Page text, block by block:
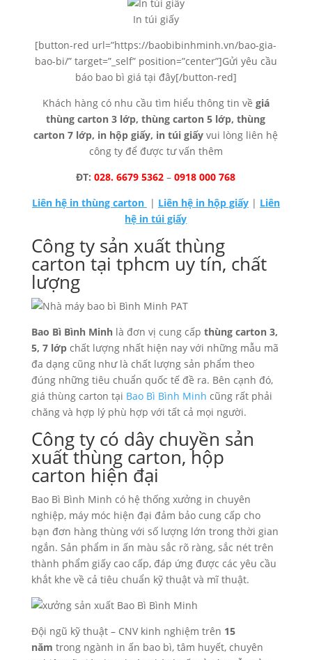
In túi giấy
[button-red url=”https://baobibinhminh.vn/bao-gia-
bao-bi/” target=”_self” position=”center”]Gửi yêu cầu
báo bao bì giá tại đây[/button-red]
Khách hàng có nhu cầu tìm hiểu thông tin về giá
thùng carton 3 lớp, thùng carton 5 lớp, thùng
carton 7 lớp, in hộp giấy, in túi giấy vui lòng liên hệ
công ty để được tư vấn thêm
ĐT: 028. 6679 5362 –0918 000 768
Liên hệ in thùng carton | Liên hệ in hộp giấy| Liên
hệ in túi giấy
Công ty sản xuất thùng
carton tại tphcm uy tín, chất
lượng
Bao Bì Bình Minhlà đơn vị cung cấp thùng carton 3,
5, 7 lớpchất lượng nhất hiện nay với những mẫu mã
đa dạng cũng như là chất lượng sản phẩm theo
đúng những tiêu chuẩn quốc tế đề ra. Bên cạnh đó,
giá thùng carton tại Bao Bì Bình Minh cũng rất phải
chăng và hợp lý phù hợp với tất cả mọi người.
Công ty có dây chuyền sản
xuất thùng carton, hộp
carton hiện đại
Bao Bì Bình Minh có hệ thống xưởng in chuyên
nghiệp, máy móc hiện đại đảm bảo cung cấp cho
bạn đơn hàng thùng với số lượng lớn trong thời gian
ngắn. Sản phẩm in ấn màu sắc rõ ràng, sắc nét trên
thành phẩm giấy cao cấp, đáp ứng được các yêu cầu
khắt khe về cả tiêu chuẩn kỹ thuật và mĩ thuật.
Đội ngũ kỹ thuật – CNV kinh nghiệm trên 15
năm trong ngành in ấn bao bì, tâm huyết, chuyên